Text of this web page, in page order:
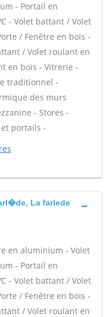
- Portail en
- Volet battant / Volet
/ Fenêtre en bois -
/ Volet roulant en
en bois - Vitrerie -
traditionnel -
des murs
- Stores -
portails -
La farlede
en aluminium - Volet
- Portail en
- Volet battant / Volet
/ Fenêtre en bois -
/ Volet roulant en